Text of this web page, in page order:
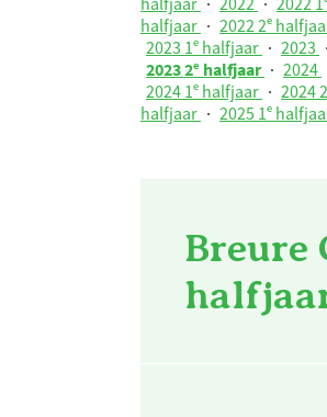
halfjaar · 2022 2ᵉ
2023 1ᵉ halfjaar · 2023 ·
2023 2ᵉ halfjaar · 2024
2024 1ᵉ halfjaar · 2024
halfjaar · 2025 1ᵉ
Breure